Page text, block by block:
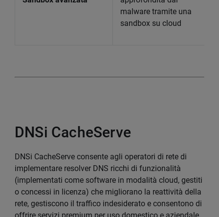
malware tramite una
sandbox su cloud
DNSi CacheServe
DNSi CacheServe consente agli operatori di rete di
implementare resolver DNS ricchi di funzionalità
(implementati come software in modalità cloud, gestiti
o concessi in licenza) che migliorano la reattività della
rete, gestiscono il traffico indesiderato e consentono di